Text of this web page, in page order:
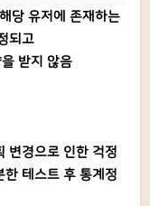
당 유저에 존재하는
되고
받지 않음
변경으로 인한 걱정
한 테스트 후 통계정